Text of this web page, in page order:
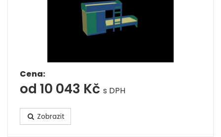
Cena:
od 10 043 Kč s DPH
Zobrazit